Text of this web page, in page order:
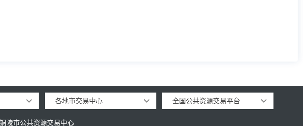
各地市交易中心 全国公共资源交易平台
陵市公共资源交易中心